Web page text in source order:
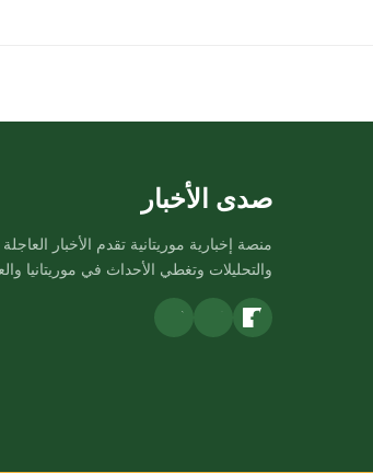
صدى الأخبار
منصة إخبارية موريتانية تقدم الأخبار العاجلة
والتحليلات وتغطي الأحداث في موريتانيا